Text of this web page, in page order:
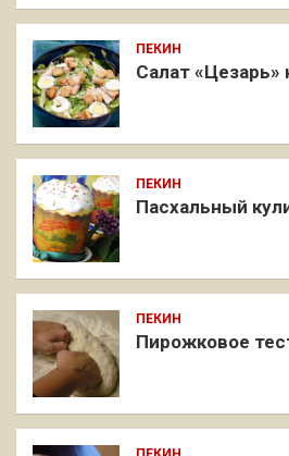
ПЕКИН
Салат «Цезарь»
ПЕКИН
Пасхальный
ПЕКИН
Пирожковое